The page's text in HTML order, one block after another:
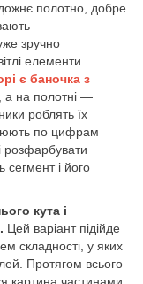
полотно, добре
зручно
елементи.
є баночка з
, а на полотні —
роблять їх
по цифрам
розфарбувати
сегмент і його
кута і
Цей варіант підійде
складності, у яких
Протягом всього
картина частинами,